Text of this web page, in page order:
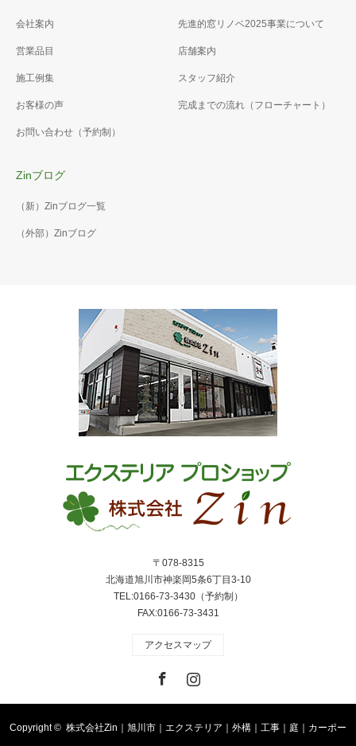
ェンスはLIXILのフェンスAB
ド+ブラックです。 高さは
1800ですので目隠しには十分
よねざわ工業さんのインター
ロッキングストレートを敷き
もキレイですね♪
板を敷き詰め、BbQスペース
会社案内
営業品目
施工例集
お客様の声
お問い合わせ（予約制）
先進的窓リノベ2025事業について
店舗案内
スタッフ紹介
完成までの流れ（フローチャート）
Zinブログ
（新）Zinブログ一覧
（外部）Zinブログ
〒078-8315
北海道旭川市神楽岡5条6丁目3-10
TEL:0166-73-3430（予約制）
FAX:0166-73-3431
アクセスマップ
Copyright © 株式会社Zin｜旭川市｜エクステリア｜外構｜工事｜庭｜カーポー